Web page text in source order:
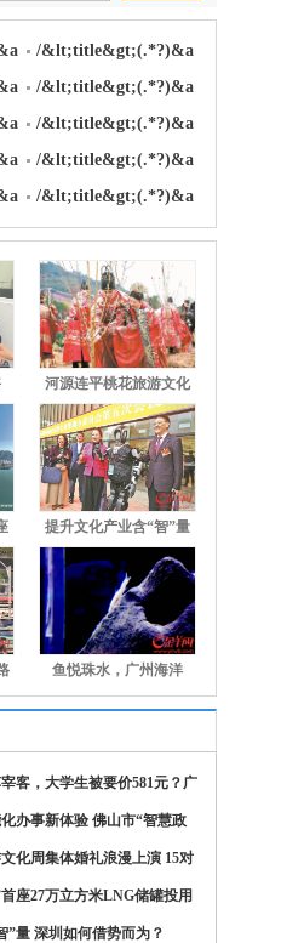
/&lt;title&gt;(.*?)&a
m/&lt;title&gt;(.*?)&a
m/&lt;title&gt;(.*?)&a
m/&lt;title&gt;(.*?)&a
m/&lt;title&gt;(.*?)&a
m
河源连平桃花旅游文化
周
提升文化产业含“智”量
鱼悦珠水，广州海洋
馆“上
客，大学生被要价581元？广
办事新体验 佛山市“智慧政
化周集体婚礼浪漫上演 15对
座27万立方米LNG储罐投用
”量 深圳如何借势而为？